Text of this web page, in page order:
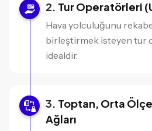
Tur Operatörleri
Hava yolculuğunu
birleştirmek isteyen tur
idealdir.
Toptan, Orta
Ağları